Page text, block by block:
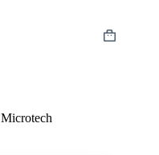
Shopping
Microtech